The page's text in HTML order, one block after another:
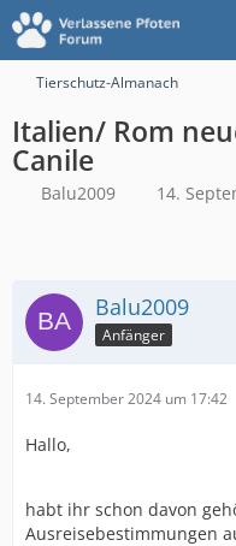
Tierschutz-Almanach
Italien/ Rom
Canile
Balu2009 14.
Balu2009
Anfänger
14. September 2024 um 17:42
Hallo,
habt ihr schon davon
Ausreisebestimmungen